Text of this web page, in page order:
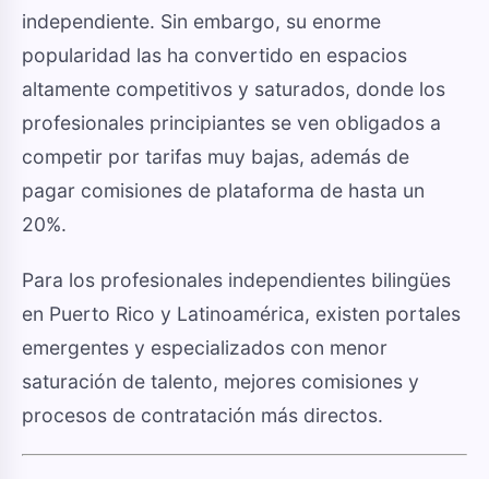
independiente. Sin embargo, su enorme
popularidad las ha convertido en espacios
altamente competitivos y saturados, donde los
profesionales principiantes se ven obligados a
competir por tarifas muy bajas, además de
pagar comisiones de plataforma de hasta un
20%.
Para los profesionales independientes bilingües
en Puerto Rico y Latinoamérica, existen portales
emergentes y especializados con menor
saturación de talento, mejores comisiones y
procesos de contratación más directos.